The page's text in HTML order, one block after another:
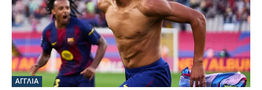
ΑΓΓΛΙΑ